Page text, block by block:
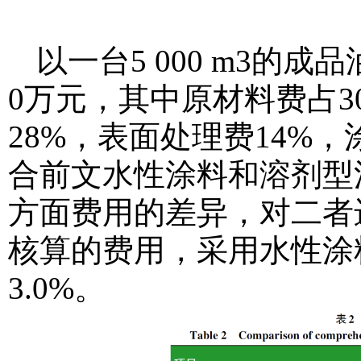
以一台5 000 m3的成
0万元，其中原材料费占
28%，表面处理费14%
合前文水性涂料和溶剂
方面费用的差异，对二
核算的费用，采用水性
3.0%。